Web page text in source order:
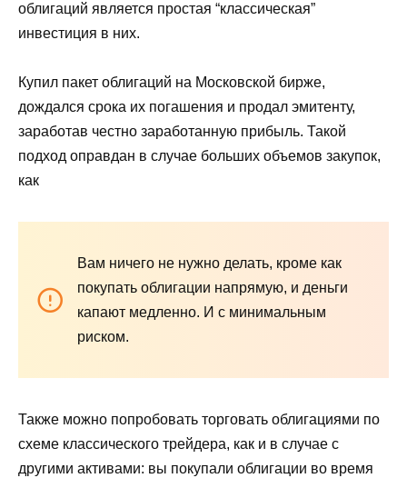
облигаций является простая “классическая”
инвестиция в них.
Купил пакет облигаций на Московской бирже,
дождался срока их погашения и продал эмитенту,
заработав честно заработанную прибыль. Такой
подход оправдан в случае больших объемов закупок,
как
Вам ничего не нужно делать, кроме как
покупать облигации напрямую, и деньги
капают медленно. И с минимальным
риском.
Также можно попробовать торговать облигациями по
схеме классического трейдера, как и в случае с
другими активами: вы покупали облигации во время